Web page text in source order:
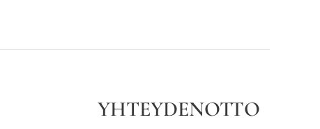
YHTEYDENOTTO